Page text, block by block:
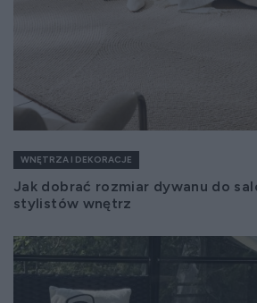
WNĘTRZA I DEKORACJE
Jak dobrać rozmiar dywanu do
stylistów wnętrz